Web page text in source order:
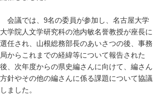
会議では、9名の委員が参加し、名古屋大学
大学院人文学研究科の池内敏名誉教授が座長に
選任され、山根総務部長のあいさつの後、事務
局からこれまでの経緯等について報告された
後、次年度からの県史編さんに向けて、編さん
方針やその他の編さんに係る課題について協議
しました。